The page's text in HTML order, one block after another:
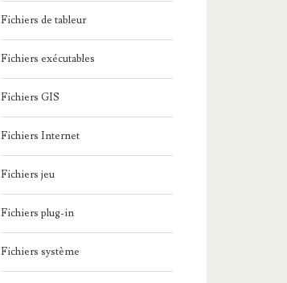
Fichiers de tableur
Fichiers exécutables
Fichiers GIS
Fichiers Internet
Fichiers jeu
Fichiers plug-in
Fichiers système